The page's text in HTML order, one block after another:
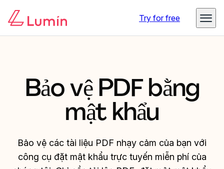
Try for free
Bảo vệ PDF bằng
mật khẩu
Bảo vệ các tài liệu PDF nhạy cảm của bạn với
công cụ đặt mật khẩu trực tuyến miễn phí của